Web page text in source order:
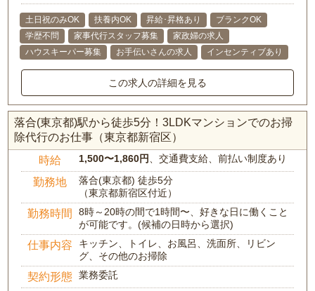
土日祝のみOK 扶養内OK 昇給･昇格あり
ブランクOK
学歴不問
家事代行スタッフ募集
家政婦の求人
ハウスキーパー募集
お手伝いさんの求人 インセンティブあり
この求人の詳細を見る
落合(東京都)駅から徒歩5分！3LDKマンションでのお掃
除代行のお仕事（東京都新宿区）
時給 1,500〜1,860円 、交通費支給、前払い制度あり
勤務地
落合(東京都) 徒歩5分
（東京都新宿区付近）
勤務時間
8時～20時の間で1時間〜、好きな日に働くこと
が可能です。(候補の日時から選択)
仕事内容
キッチン、トイレ、お風呂、洗面所、リビン
グ、その他のお掃除
契約形態 業務委託